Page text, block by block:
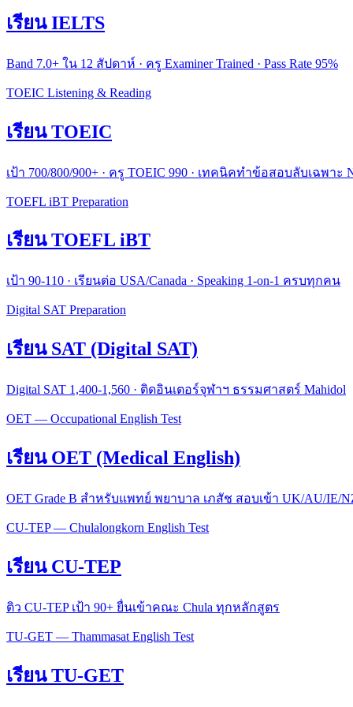
เรียน IELTS
Band 7.0+ ใน 12 สัปดาห์ · ครู Examiner Trained · Pass Rate 95%
TOEIC Listening & Reading
เรียน TOEIC
เป้า 700/800/900+ · ครู TOEIC 990 · เทคนิคทำข้อสอบลับเฉพาะ
TOEFL iBT Preparation
เรียน TOEFL iBT
เป้า 90-110 · เรียนต่อ USA/Canada · Speaking 1-on-1 ครบทุกคน
Digital SAT Preparation
เรียน SAT (Digital SAT)
Digital SAT 1,400-1,560 · ติดอินเตอร์จุฬาฯ ธรรมศาสตร์ Mahidol
OET — Occupational English Test
เรียน OET (Medical English)
OET Grade B สำหรับแพทย์ พยาบาล เภสัช สอบเข้า UK/AU/IE/
CU-TEP — Chulalongkorn English Test
เรียน CU-TEP
ติว CU-TEP เป้า 90+ ยื่นเข้าคณะ Chula ทุกหลักสูตร
TU-GET — Thammasat English Test
เรียน TU-GET